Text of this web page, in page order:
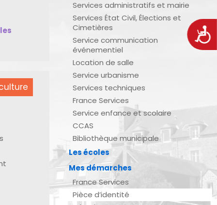
Services administratifs et mairie
Services État Civil, Élections et
Cimetières
Service communication
événementiel
Location de salle
Service urbanisme
Services techniques
France Services
Service enfance et scolaire
CCAS
Bibliothèque municipale
Les écoles
Mes démarches
France Services
Pièce d’identité